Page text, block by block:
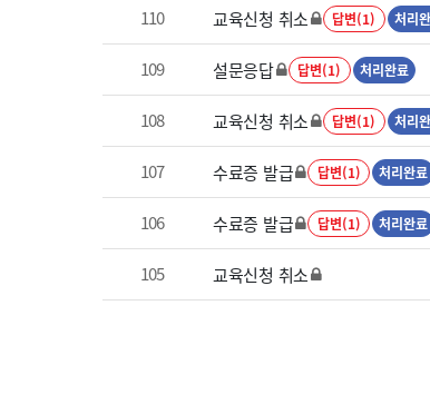
110 교육신청 취소 답변(1) 처리
109 설문응답 답변(1) 처리완료
108 교육신청 취소 답변(1) 처리
107 수료증 발급 답변(1) 처리완료
106 수료증 발급 답변(1) 처리완료
105 교육신청 취소